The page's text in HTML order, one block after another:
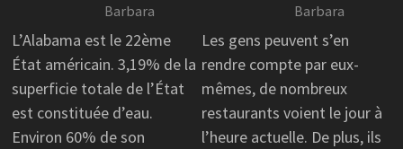
Barbara
L’Alabama est le 22ème
État américain. 3,19% de la
superficie totale de l’État
est constituée d’eau.
Environ 60% de son
Barbara
Les gens peuvent s’en
rendre compte par eux-
mêmes, de nombreux
restaurants voient le jour à
l’heure actuelle. De plus, ils